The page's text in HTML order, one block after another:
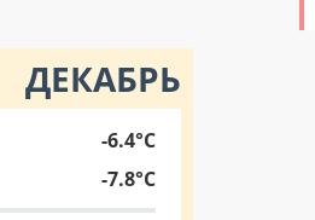
ДЕКАБРЬ
-6.4°C
-7.8°C